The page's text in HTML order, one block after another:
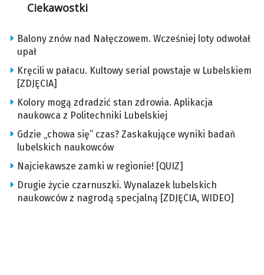
Ciekawostki
Balony znów nad Nałęczowem. Wcześniej loty odwołał
upał
Kręcili w pałacu. Kultowy serial powstaje w Lubelskiem
[ZDJĘCIA]
Kolory mogą zdradzić stan zdrowia. Aplikacja
naukowca z Politechniki Lubelskiej
Gdzie „chowa się” czas? Zaskakujące wyniki badań
lubelskich naukowców
Najciekawsze zamki w regionie! [QUIZ]
Drugie życie czarnuszki. Wynalazek lubelskich
naukowców z nagrodą specjalną [ZDJĘCIA, WIDEO]